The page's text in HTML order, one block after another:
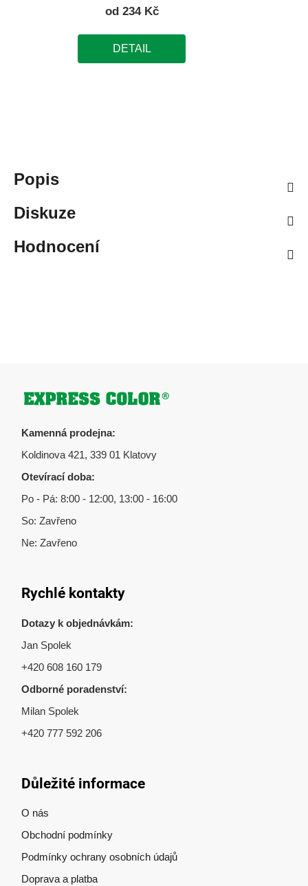
od 234 Kč
DETAIL
Popis
Diskuze
Hodnocení
Zápatí
Kamenná prodejna:
Koldinova 421, 339 01 Klatovy
Otevírací doba:
Po - Pá: 8:00 - 12:00, 13:00 - 16:00
So: Zavřeno
Ne: Zavřeno
Rychlé kontakty
Dotazy k objednávkám:
Jan Spolek
+420 608 160 179
Odborné poradenství:
Milan Spolek
+420 777 592 206
Důležité informace
O nás
Obchodní podmínky
Podmínky ochrany osobních údajů
Doprava a platba